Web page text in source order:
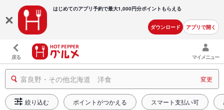
はじめてのアプリ予約で最大1,000円分ポイントもらえる
ダウンロード アプリで開く
戻る マイメニュー
富良野・その他北海道 洋食 変更
絞り込む ポイントがつかえる スマート支払い可